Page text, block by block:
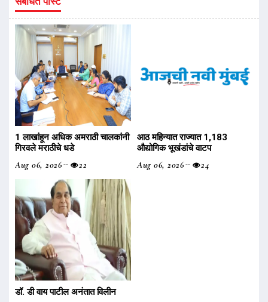
1 लाखांहून अधिक अमराठी चालकांनी
गिरवले मराठीचे धडे
Aug 06, 2026
22
आठ महिन्यात राज्यात 1,183
औद्योगिक भूखंडांचे वाटप
Aug 06, 2026
24
डॉ. डी वाय पाटील अनंतात विलीन